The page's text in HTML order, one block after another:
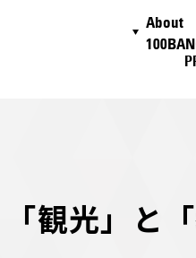
About
観光」と